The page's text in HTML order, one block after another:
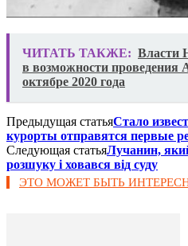
ЧИТАТЬ ТАКЖЕ: Власти
в возможности проведения
октябре 2020 года
Предыдущая статьяСтало
курорты отправятся первые
Следующая статьяЛучанин,
розшуку і ховався від суду
ЭТО МОЖЕТ БЫТЬ